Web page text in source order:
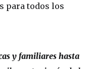
para todos los
y familiares hasta